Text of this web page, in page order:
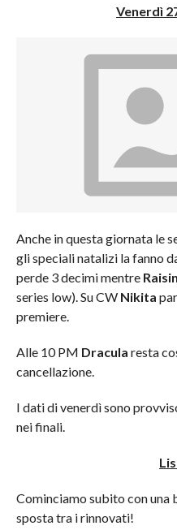
Venerdì
Anche in questa giornata le
gli speciali natalizi la fanno
perde 3 decimi mentre
series low). Su CW Nikita
premiere.
Alle 10 PM Dracula resta
cancellazione.
I dati di venerdì sono
nei finali.
Cominciamo subito con una
sposta tra i rinnovati!